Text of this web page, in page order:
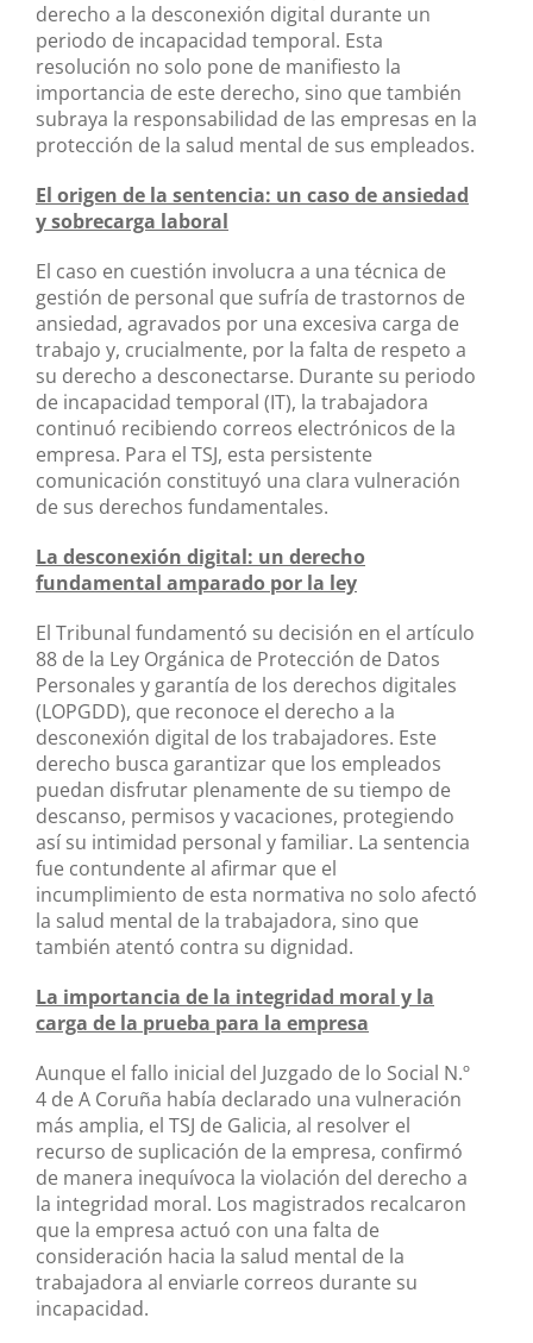
derecho a la desconexión digital durante un
periodo de incapacidad temporal. Esta
resolución no solo pone de manifiesto la
importancia de este derecho, sino que también
subraya la responsabilidad de las empresas en la
protección de la salud mental de sus empleados.
El origen de la sentencia: un caso de ansiedad
y sobrecarga laboral
El caso en cuestión involucra a una técnica de
gestión de personal que sufría de trastornos de
ansiedad, agravados por una excesiva carga de
trabajo y, crucialmente, por la falta de respeto a
su derecho a desconectarse. Durante su periodo
de incapacidad temporal (IT), la trabajadora
continuó recibiendo correos electrónicos de la
empresa. Para el TSJ, esta persistente
comunicación constituyó una clara vulneración
de sus derechos fundamentales.
La desconexión digital: un derecho
fundamental amparado por la ley
El Tribunal fundamentó su decisión en el artículo
88 de la Ley Orgánica de Protección de Datos
Personales y garantía de los derechos digitales
(LOPGDD), que reconoce el derecho a la
desconexión digital de los trabajadores. Este
derecho busca garantizar que los empleados
puedan disfrutar plenamente de su tiempo de
descanso, permisos y vacaciones, protegiendo
así su intimidad personal y familiar. La sentencia
fue contundente al afirmar que el
incumplimiento de esta normativa no solo afectó
la salud mental de la trabajadora, sino que
también atentó contra su dignidad.
La importancia de la integridad moral y la
carga de la prueba para la empresa
Aunque el fallo inicial del Juzgado de lo Social N.º
4 de A Coruña había declarado una vulneración
más amplia, el TSJ de Galicia, al resolver el
recurso de suplicación de la empresa, confirmó
de manera inequívoca la violación del derecho a
la integridad moral. Los magistrados recalcaron
que la empresa actuó con una falta de
consideración hacia la salud mental de la
trabajadora al enviarle correos durante su
incapacidad.